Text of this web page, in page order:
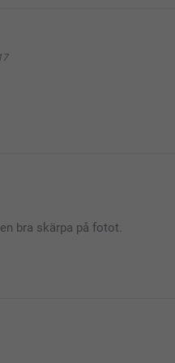
och ditt fina
dag!
och omdöme, kul att du
bra skärpa på fotot.
och omdöme, kul att du